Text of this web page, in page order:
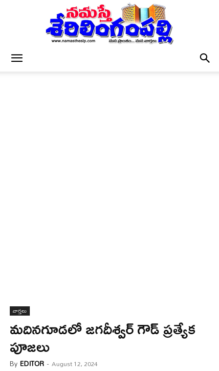
వార్త‌లు
మదినగూడలో జగదీశ్వర్ గౌడ్ ప్రత్యేక
పూజలు
ByEDITOR - August 12, 2024